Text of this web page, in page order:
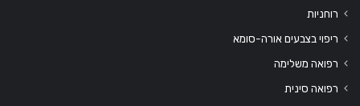
רוחניות
ריפוי בצבעים אורה-סומא
רפואה משלימה
רפואה סינית